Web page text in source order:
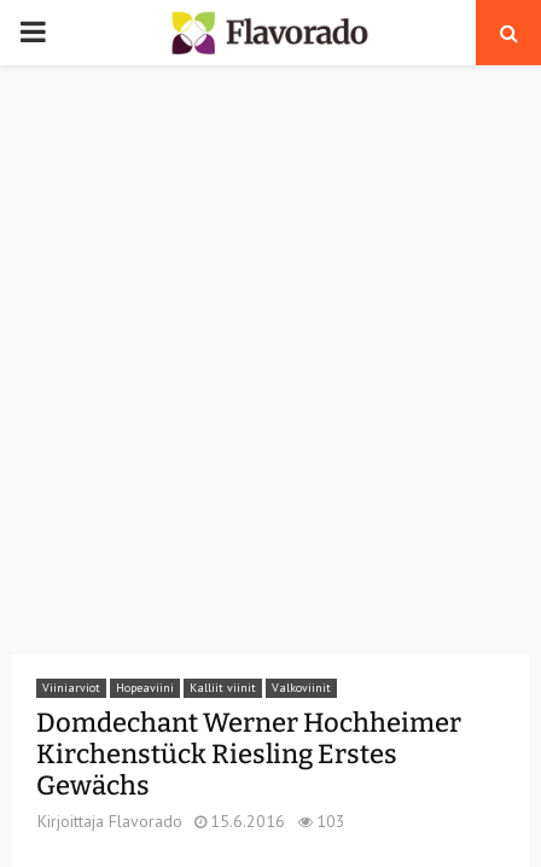
PRIMARY
Viiniarviot Hopeaviini Kalliit viinit Valkoviinit
Domdechant Werner Hochheimer
Kirchenstück Riesling Erstes
Gewächs
Kirjoittaja Flavorado 15.6.2016 103